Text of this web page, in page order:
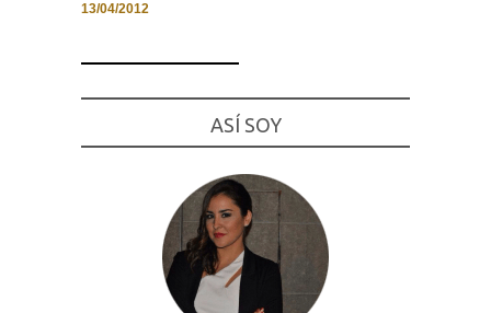
13/04/2012
ASÍ SOY
Estadísticas